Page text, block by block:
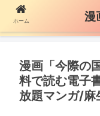
漫画「今際の
料で読む電子
放題マンガ/麻
ホーム 漫